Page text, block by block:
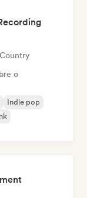
Country
o
Indie pop